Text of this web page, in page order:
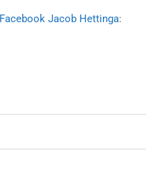
Facebook Jacob Hettinga: